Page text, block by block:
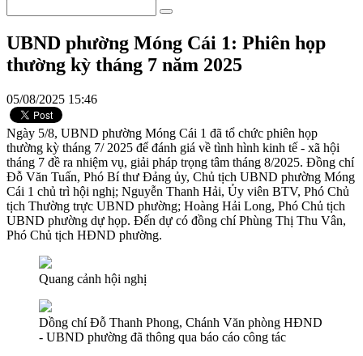
UBND phường Móng Cái 1: Phiên họp
thường kỳ tháng 7 năm 2025
05/08/2025 15:46
Ngày 5/8, UBND phường Móng Cái 1 đã tổ chức phiên họp
thường kỳ tháng 7/ 2025 để đánh giá về tình hình kinh tế - xã hội
tháng 7 đề ra nhiệm vụ, giải pháp trọng tâm tháng 8/2025. Đồng chí
Đỗ Văn Tuấn, Phó Bí thư Đảng ủy, Chủ tịch UBND phường Móng
Cái 1 chủ trì hội nghị; Nguyễn Thanh Hải, Ủy viên BTV, Phó Chủ
tịch Thường trực UBND phường; Hoàng Hải Long, Phó Chủ tịch
UBND phường dự họp. Đến dự có đồng chí Phùng Thị Thu Vân,
Phó Chủ tịch HĐND phường.
Quang cảnh hội nghị
Dồng chí Đỗ Thanh Phong, Chánh Văn phòng HĐND
- UBND phường đã thông qua báo cáo công tác